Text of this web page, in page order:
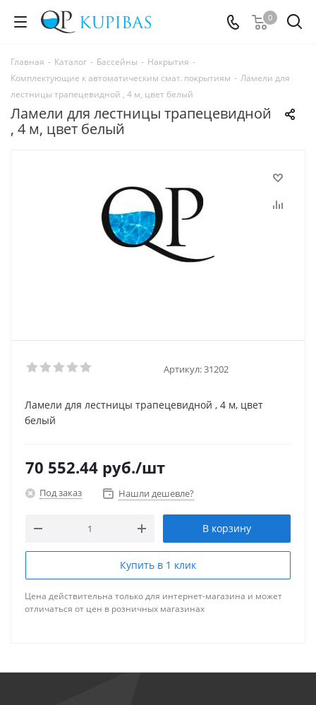
0
Главная - Каталог - Бассейны - Накрытия -
Комплектующие к автоматическим смат. покрытиям - Ламели для
лестницы трапецевидной , 4 м, цвет белый
Ламели для лестницы трапецевидной
, 4 м, цвет белый
Артикул:31202
Ламели для лестницы трапецевидной , 4 м, цвет
белый
70 552.44 руб./шт
Под заказ Нашли дешевле?
В корзину
Купить в 1 клик
Цена действительна только для интернет-магазина и может
отличаться от цен в розничных магазинах